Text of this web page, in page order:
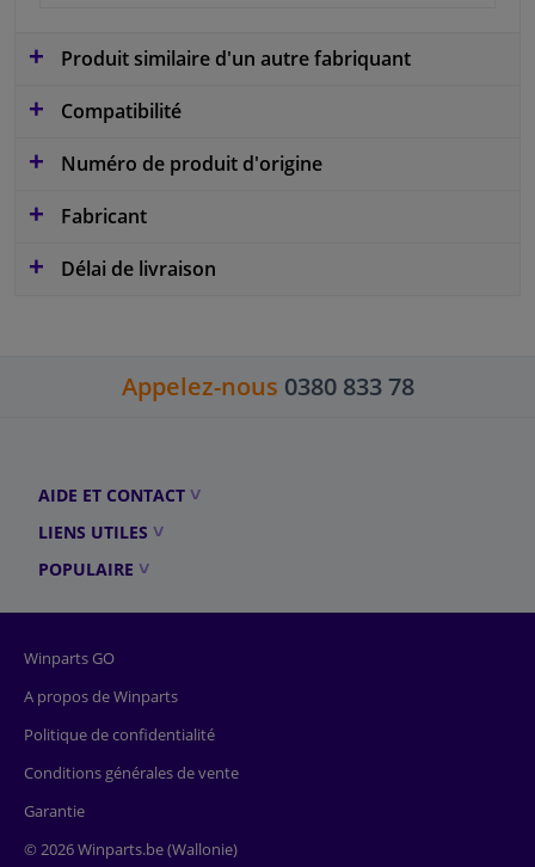
Produit similaire d'un autre fabriquant
Compatibilité
Numéro de produit d'origine
Fabricant
Délai de livraison
Appelez-nous 0380 833 78
AIDE ET CONTACT
LIENS UTILES
POPULAIRE
Winparts GO
A propos de Winparts
Politique de confidentialité
Conditions générales de vente
Garantie
© 2026 Winparts.be (Wallonie)